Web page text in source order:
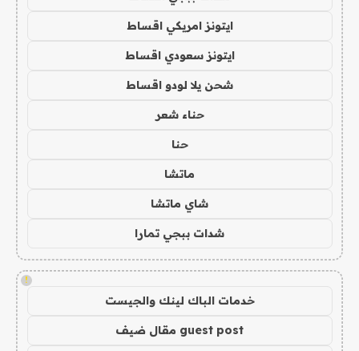
ايتونز امريكي اقساط
ايتونز سعودي اقساط
شحن يلا لودو اقساط
حناء شعر
حنا
ماتشا
شاي ماتشا
شدات ببجي تمارا
!
خدمات الباك لينك والجيست
guest post مقال ضيف